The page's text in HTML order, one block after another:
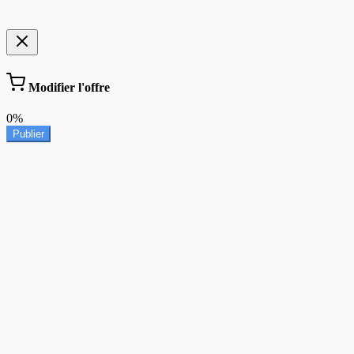
Modifier l'offre
0%
Publier